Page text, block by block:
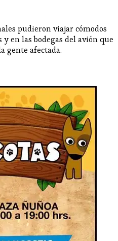
pudieron viajar cómodos
en las bodegas del avión que
gente afectada.